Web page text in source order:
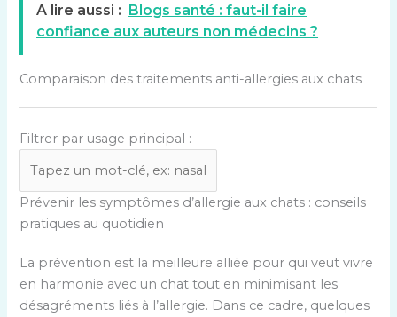
A lire aussi : Blogs santé : faut-il faire
confiance aux auteurs non médecins ?
Comparaison des traitements anti-allergies aux chats
a
e
a
c
o
m
Filtrer par usage principal :
F
i
t
r
e
Prévenir les symptômes d’allergie aux chats : conseils
pratiques au quotidien
La prévention est la meilleure alliée pour qui veut vivre
en harmonie avec un chat tout en minimisant les
désagréments liés à l’allergie. Dans ce cadre, quelques